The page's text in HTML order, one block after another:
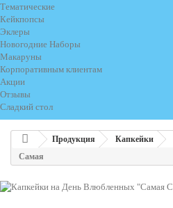
Тематические
Кейкпопсы
Эклеры
Новогодние Наборы
Макаруны
Корпоративным клиентам
Акции
Отзывы
Сладкий стол
Продукция Капкейки
Самая